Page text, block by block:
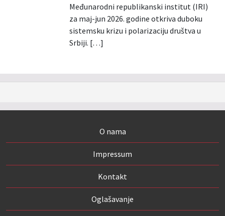
Međunarodni republikanski institut (IRI)
za maj-jun 2026. godine otkriva duboku
sistemsku krizu i polarizaciju društva u
Srbiji. […]
O nama
Impressum
Kontakt
Oglašavanje